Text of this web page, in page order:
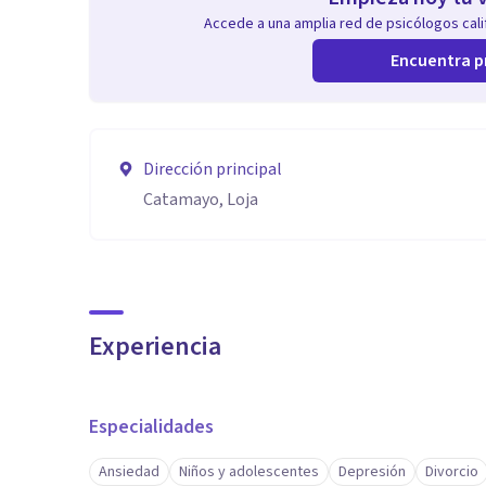
Accede a una amplia red de psicólogos
Encuentra
Dirección principal
Catamayo, Loja
Experiencia
Especialidades
Ansiedad Niños y adolescentes Depresión Divorcio